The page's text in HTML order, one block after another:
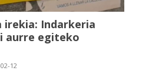
irekia: Indarkeria
aurre egiteko
12